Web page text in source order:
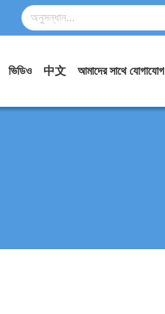
ভিডিও 中文 আমাদের সাথে যোগাযোগ